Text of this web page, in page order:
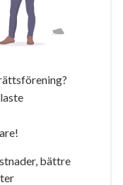
bättre